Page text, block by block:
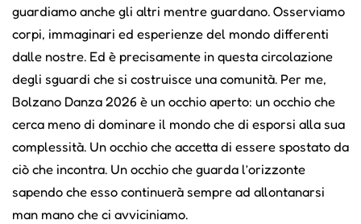
guardiamo anche gli altri mentre guardano. Osserviamo
corpi, immaginari ed esperienze del mondo differenti
dalle nostre. Ed è precisamente in questa circolazione
degli sguardi che si costruisce una comunità. Per me,
Bolzano Danza 2026 è un occhio aperto: un occhio che
cerca meno di dominare il mondo che di esporsi alla sua
complessità. Un occhio che accetta di essere spostato da
ciò che incontra. Un occhio che guarda l’orizzonte
sapendo che esso continuerà sempre ad allontanarsi
man mano che ci avviciniamo.